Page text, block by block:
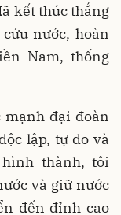
kết thúc thắng
nước, hoàn
Nam, thống
đại đoàn
lập, tự do và
thành, tôi
và giữ nước
đến đỉnh cao